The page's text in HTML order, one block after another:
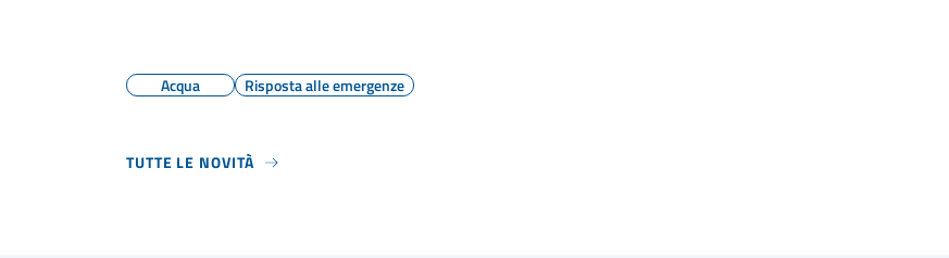
Acqua Risposta alle emergenze
TUTTE LE NOVITÀ